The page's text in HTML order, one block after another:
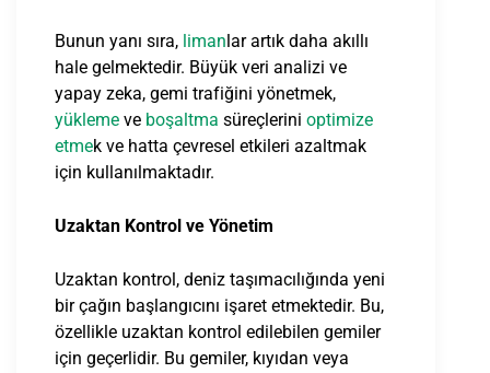
Bunun yanı sıra, limanlar artık daha akıllı
hale gelmektedir. Büyük veri analizi ve
yapay zeka, gemi trafiğini yönetmek,
yükleme ve boşaltma süreçlerini optimize
etmek ve hatta çevresel etkileri azaltmak
için kullanılmaktadır.
Uzaktan Kontrol ve Yönetim
Uzaktan kontrol, deniz taşımacılığında yeni
bir çağın başlangıcını işaret etmektedir. Bu,
özellikle uzaktan kontrol edilebilen gemiler
için geçerlidir. Bu gemiler, kıyıdan veya